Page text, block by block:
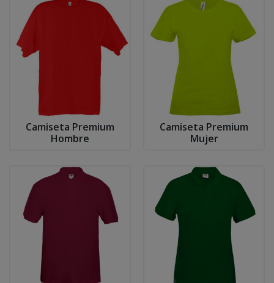
Camiseta Premium
Hombre
Camiseta Premium
Mujer